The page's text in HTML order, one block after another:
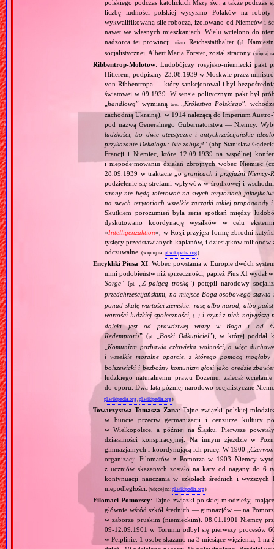
polskiego podczas katolickich Mszy św., a także podczas
liczbę ludności polskiej wysyłano Polaków na
wykwalifikowaną siłę roboczą, izolowano od Niemców i
nawet we własnych mieszkaniach. Wielu wcielono do
nadzorca tej prowincji,niem. Reichsstatthalter (pl.
socjalistycznej, Albert Maria Forster, został stracony. (więcej
Ribbentrop‐Mołotow: Ludobójczy rosyjsko‐niemiecki pakt
Hitlerem, podpisany 23.08.1939 w Moskwie przez
von Ribbentropa — który sankcjonował i był
światowej w 09.1939. W sensie politycznym pakt był
„handlową” wymianą tzw. Królestwa Polskiego”,
zachodnią Ukrainę), w 1914 należącą do Imperium
pod nazwą Generalnego Gubernatorstwa — Niemcy.
ludzkości, bo dwie ateistyczne i antychrześcijańskie
przykazanie Dekalogu: Nie zabijaj!” (abp Stanisław
Francji i Niemiec, które 12.09.1939 na wspólnej
i niepodejmowaniu działań zbrojnych wobec Niemiec
28.09.1939 w traktacie „o granicach i przyjaźni
podzielenie się strefami wpływów w środkowej i
strony nie będą tolerować na swych terytoriach
na swych terytoriach wszelkie zaczątki takiej
Skutkiem porozumień była seria spotkań między
dyskutowano koordynację wysiłków w celu
«Intelligenzaktion», w Rosji przyjęła formę zbrodni
tysięcy przedstawianych kapłanów, i dziesiątków
odczuwalne. (więcej na:pl.wikipedia.org)
Encykliki Piusa XI: Wobec powstania w Europie dwóch
nimi podobieństw niż sprzeczności, papież Pius XI
Sorge” (pl. Z palącą troską”) potępił narodowy
przedchrześcijańskimi, na miejsce Boga osobowego
ponad skalę wartości ziemskie: rasę albo naród, albo
wartości ludzkiej społeczności,[…] i czyni z nich najwyższą
daleki jest od prawdziwej wiary w Boga i od
Redemptoris” (pl. Boski Odkupiciel”), w której poddał
Komunizm pozbawia człowieka wolności, a więc
i wszelkie moralne oparcie, z którego pomocą
bolszewicki i bezbożny komunizm głosi jako orędzie
ludzkiego naturalnemu prawu Bożemu, zalecał
do oporu. Dwa lata później narodowo socjalistyczne
pl.wikipedia.org,pl.wikipedia.org)
Towarzystwa Tomasza Zana: Tajne związki polskiej
w buncie przeciw germanizacji i cenzurze kultury
w Wielkopolsce, a później na Śląsku. Pierwsze
działalności konspiracyjnej. Na innym zjeździe w
gimnazjalnych i koordynującą ich pracę. W 1900 „
organizacji Filomatów z Pomorza w 1903 Niemcy
z uczniów skazanych zostało na kary od nagany do 6
kontynuacji nauczania w szkołach średnich i
niepodległości.
(więcej na:pl.wikipedia.org)
Filomaci Pomorscy: Tajne związki polskiej młodzieży,
głównie wśród szkół średnich — gimnazjów — na
w zaborze pruskim (niemieckim). 08.01.1901 Niemcy
09‐12.09.1901 w Toruniu odbył się pierwszy procesów
w Pelplinie. 1 osobę skazano na 3 miesiące więzienia, 1